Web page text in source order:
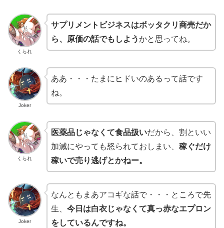
くられ
サプリメントビジネスはボッタクリ商売だか
ら、原価の話でもしようかと思ってね。
Joker
ああ・・・たまにヒドいのあるって話です
ね。
くられ
医薬品じゃなくて食品扱いだから、割といい
加減にやっても怒られておしまい、 稼ぐだけ
稼いで売り逃げとかねー。
Joker
なんともまあアコギな話で・・・ところで先
生、 今日は白衣じゃなくて真っ赤なエプロン
をしているんですね。